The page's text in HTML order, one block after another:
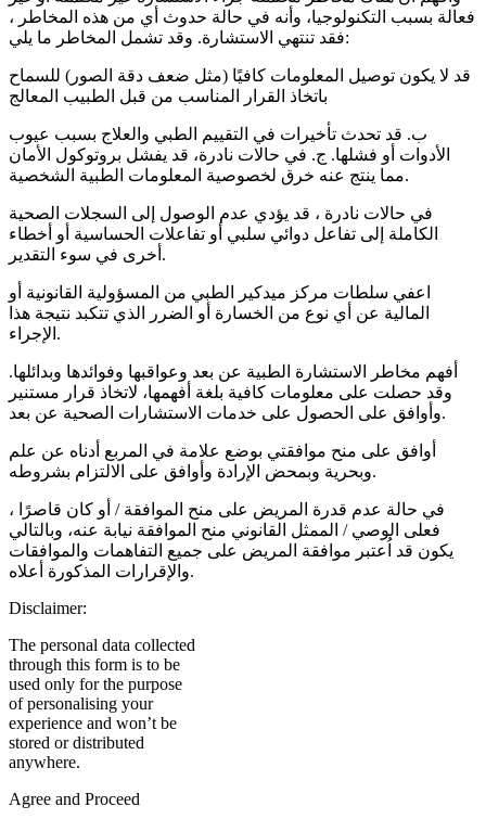
فعالة بسبب التكنولوجيا، وأنه في حالة حدوث أي من هذه المخاطر ،
فقد تنتهي الاستشارة. وقد تشمل المخاطر ما يلي:
قد لا يكون توصيل المعلومات كافيًا (مثل ضعف دقة الصور) للسماح
باتخاذ القرار المناسب من قبل الطبيب المعالج
ب. قد تحدث تأخيرات في التقييم الطبي والعلاج بسبب عيوب
الأدوات أو فشلها. ج. في حالات نادرة، قد يفشل بروتوكول الأمان
مما ينتج عنه خرق لخصوصية المعلومات الطبية الشخصية.
في حالات نادرة ، قد يؤدي عدم الوصول إلى السجلات الصحية
الكاملة إلى تفاعل دوائي سلبي أو تفاعلات الحساسية أو أخطاء
أخرى في سوء التقدير.
اعفي سلطات مركز ميدكير الطبي من المسؤولية القانونية أو
المالية عن أي نوع من الخسارة أو الضرر الذي تتكبد نتيجة هذا
الإجراء.
أفهم مخاطر الاستشارة الطبية عن بعد وعواقبها وفوائدها وبدائلها.
وقد حصلت على معلومات كافية بلغة أفهمها، لاتخاذ قرار مستنير
وأوافق على الحصول على خدمات الاستشارات الصحية عن بعد.
أوافق على منح موافقتي بوضع علامة في المربع أدناه عن علم
وبحرية وبمحض الإرادة وأوافق على الالتزام بشروطه.
في حالة عدم قدرة المريض على منح الموافقة / أو كان قاصرًا ،
فعلى الوصي / الممثل القانوني منح الموافقة نيابة عنه، وبالتالي
يكون قد اُعتبر موافقة المريض على جميع التفاهمات والموافقات
والإقرارات المذكورة أعلاه.
Disclaimer:
The personal data collected
through this form is to be
used only for the purpose
of personalising your
experience and won’t be
stored or distributed
anywhere.
Agree and Proceed